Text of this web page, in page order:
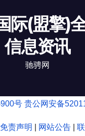
际(盟擎)
信息资讯
驰骋网
号 贵公网安备
免责声明 网站公告